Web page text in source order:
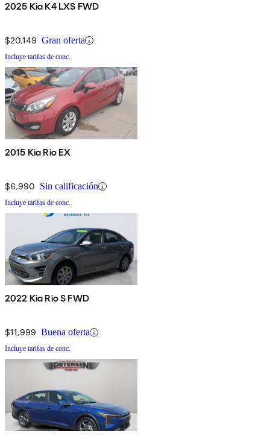
2025 Kia K4 LXS FWD
$20,149 Gran oferta
Incluye tarifas de conc.
2015 Kia Rio EX
$6,990 Sin calificación
Incluye tarifas de conc.
2022 Kia Rio S FWD
$11,999 Buena oferta
Incluye tarifas de conc.